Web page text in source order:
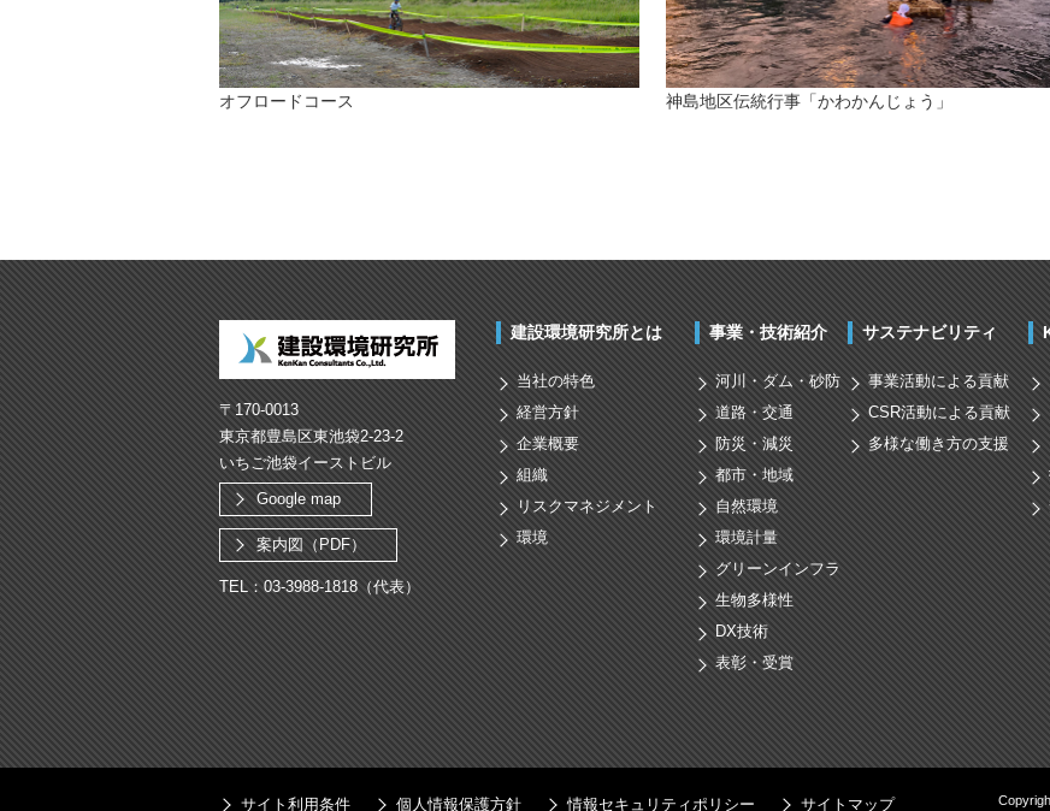
オフロードコース 神島地区伝統行事「かわかんじょう」
〒170-0013
東京都豊島区東池袋2-23-2
いちご池袋イーストビル
Google map
案内図（PDF）
TEL：03-3988-1818（代表）
建設環境研究所とは
当社の特色
経営方針
企業概要
組織
リスクマネジメント
環境
事業・技術紹介
河川・ダム・砂防
道路・交通
防災・減災
都市・地域
自然環境
環境計量
グリーンインフラ
生物多様性
DX技術
表彰・受賞
サステナビリティ
事業活動による貢献
CSR活動による貢献
多様な働き方の支援
サイト利用条件 個人情報保護方針 情報セキュリティポリシー サイトマップ